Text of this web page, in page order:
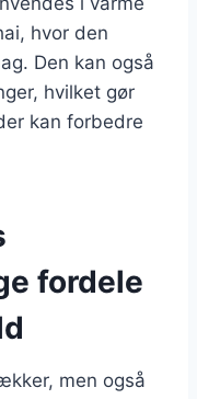
hvor den
Den kan også
hvilket gør
kan forbedre
fordele
men også